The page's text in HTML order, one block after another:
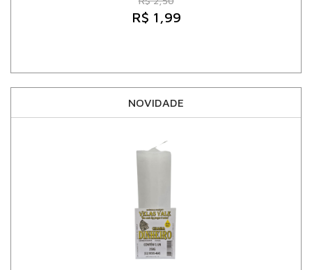
R$ 1,99
NOVIDADE